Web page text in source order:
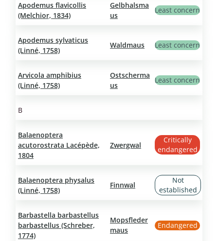
Apodemus flavicollis
(Melchior, 1834)
Gelbhalsma
us
Least concern
Apodemus sylvaticus
(Linné, 1758)
Waldmaus Least concern
Arvicola amphibius
(Linné, 1758)
Ostscherma
us
Least concern
B
Balaenoptera
acutorostrata Lacépède,
1804
Zwergwal
Critically
endangered
Balaenoptera physalus
(Linné, 1758)
Finnwal
Not
established
Barbastella barbastellus
barbastellus (Schreber,
1774)
Mopsfleder
maus
Endangered